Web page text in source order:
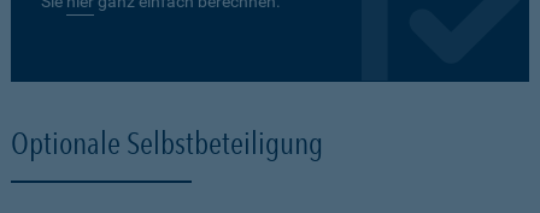
Optionale Selbstbeteiligung